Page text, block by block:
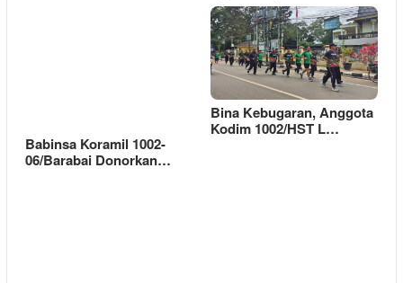
Babinsa Koramil 1002-
06/Barabai Donorkan…
Bina Kebugaran, Anggota
Kodim 1002/HST L…